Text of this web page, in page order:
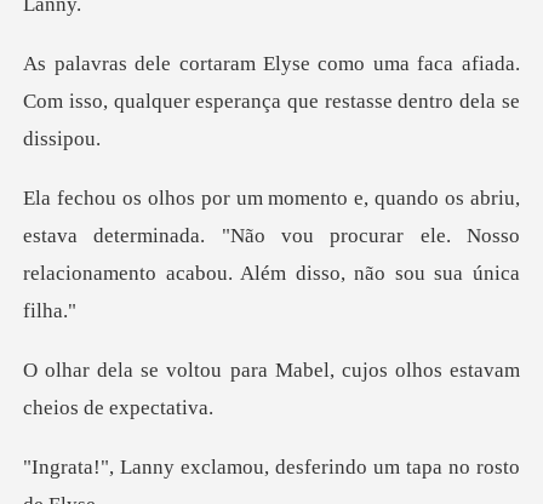
faca afiada.
Com isso, qualquer esperan
estava determinada. "Não vou procurar ele. Nosso
rela
a Mabel, cujos olhos estav
amou, desferindo um ta